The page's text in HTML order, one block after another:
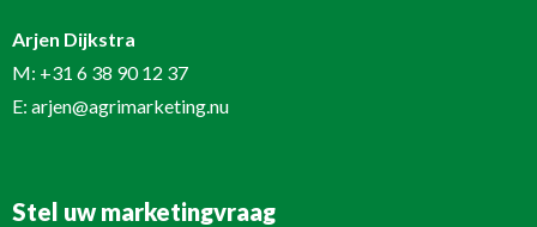
Arjen Dijkstra
M: +31 6 38 90 12 37
E: arjen@agrimarketing.nu
Stel uw marketingvraag